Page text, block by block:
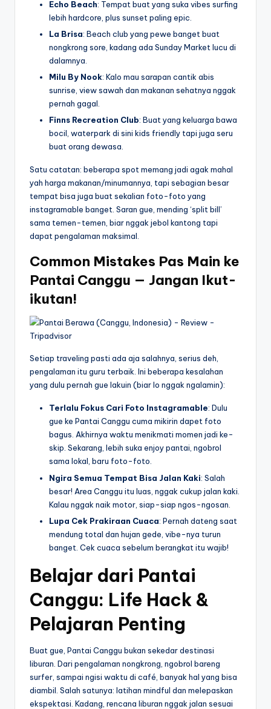
Echo Beach: Tempat buat yang suka vibes surfing
lebih hardcore, plus sunset paling epic.
La Brisa: Beach club yang pewe banget buat
nongkrong sore, kadang ada Sunday Market lucu di
dalamnya.
Milu By Nook: Kalo mau sarapan cantik abis
sunrise, view sawah dan makanan sehatnya nggak
pernah gagal.
Finns Recreation Club: Buat yang keluarga bawa
bocil, waterpark di sini kids friendly tapi juga seru
buat orang dewasa.
Satu catatan: beberapa spot memang jadi agak mahal
yah harga makanan/minumannya, tapi sebagian besar
tempat bisa juga buat sekalian foto-foto yang
instagramable banget. Saran gue, mending ‘split bill’
sama temen-temen, biar nggak jebol kantong tapi
dapat pengalaman maksimal.
Common Mistakes Pas Main ke
Pantai Canggu — Jangan Ikut-
ikutan!
Setiap traveling pasti ada aja salahnya, serius deh,
pengalaman itu guru terbaik. Ini beberapa kesalahan
yang dulu pernah gue lakuin (biar lo nggak ngalamin):
Terlalu Fokus Cari Foto Instagramable: Dulu
gue ke Pantai Canggu cuma mikirin dapet foto
bagus. Akhirnya waktu menikmati momen jadi ke-
skip. Sekarang, lebih suka enjoy pantai, ngobrol
sama lokal, baru foto-foto.
Ngira Semua Tempat Bisa Jalan Kaki: Salah
besar! Area Canggu itu luas, nggak cukup jalan kaki.
Kalau nggak naik motor, siap-siap ngos-ngosan.
Lupa Cek Prakiraan Cuaca: Pernah dateng saat
mendung total dan hujan gede, vibe-nya turun
banget. Cek cuaca sebelum berangkat itu wajib!
Belajar dari Pantai
Canggu: Life Hack &
Pelajaran Penting
Buat gue, Pantai Canggu bukan sekedar destinasi
liburan. Dari pengalaman nongkrong, ngobrol bareng
surfer, sampai ngisi waktu di café, banyak hal yang bisa
diambil. Salah satunya: latihan mindful dan melepaskan
ekspektasi. Kadang, rencana liburan nggak jalan sesuai